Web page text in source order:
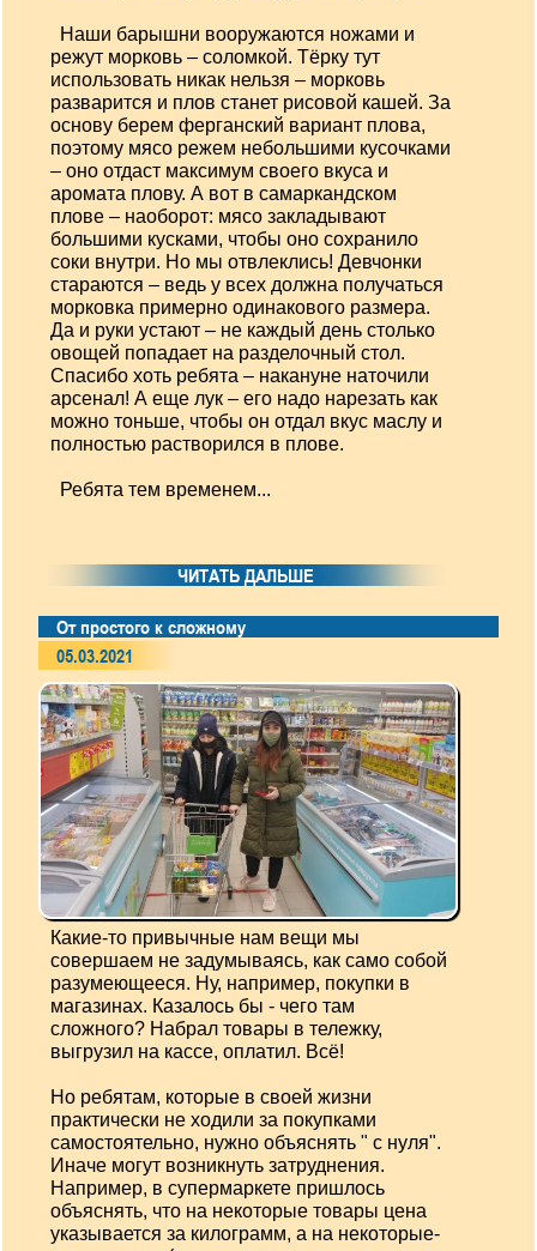
Наши барышни вооружаются ножами и
режут морковь – соломкой. Тёрку тут
использовать никак нельзя – морковь
разварится и плов станет рисовой кашей. За
основу берем ферганский вариант плова,
поэтому мясо режем небольшими кусочками
– оно отдаст максимум своего вкуса и
аромата плову. А вот в самаркандском
плове – наоборот: мясо закладывают
большими кусками, чтобы оно сохранило
соки внутри. Но мы отвлеклись! Девчонки
стараются – ведь у всех должна получаться
морковка примерно одинакового размера.
Да и руки устают – не каждый день столько
овощей попадает на разделочный стол.
Спасибо хоть ребята – накануне наточили
арсенал! А еще лук – его надо нарезать как
можно тоньше, чтобы он отдал вкус маслу и
полностью растворился в плове.
Ребята тем временем...
ЧИТАТЬ ДАЛЬШЕ
От простого к сложному
05.03.2021
Какие-то привычные нам вещи мы
совершаем не задумываясь, как само собой
разумеющееся. Ну, например, покупки в
магазинах. Казалось бы - чего там
сложного? Набрал товары в тележку,
выгрузил на кассе, оплатил. Всё!
Но ребятам, которые в своей жизни
практически не ходили за покупками
самостоятельно, нужно объяснять " с нуля".
Иначе могут возникнуть затруднения.
Например, в супермаркете пришлось
объяснять, что на некоторые товары цена
указывается за килограмм, а на некоторые-